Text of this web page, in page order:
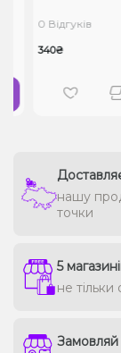
0 Відгуків
340₴
нашу
точки
5
не
Замовляй